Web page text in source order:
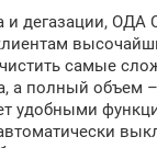
дегазации, ОДА
самые
а полный объем
удобными